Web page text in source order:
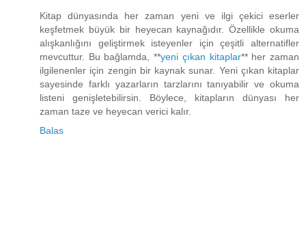
Kitap dünyasında her zaman yeni ve ilgi çekici eserler
keşfetmek büyük bir heyecan kaynağıdır. Özellikle okuma
alışkanlığını geliştirmek isteyenler için çeşitli alternatifler
mevcuttur. Bu bağlamda, **yeni çıkan kitaplar** her zaman
ilgilenenler için zengin bir kaynak sunar. Yeni çıkan kitaplar
sayesinde farklı yazarların tarzlarını tanıyabilir ve okuma
listeni genişletebilirsin. Böylece, kitapların dünyası her
zaman taze ve heyecan verici kalır.
Balas